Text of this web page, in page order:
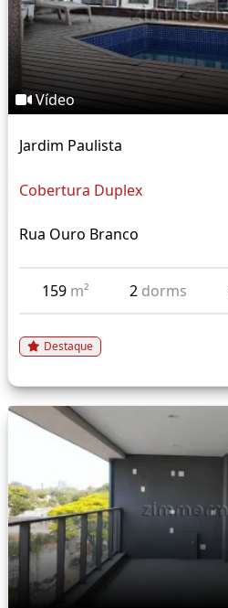
Vídeo
Jardim Paulista
Cobertura Duplex
Rua Ouro Branco
159 m² 2 dorms
Destaque